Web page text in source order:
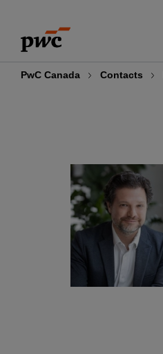
content
footer
PwC Canada Contacts